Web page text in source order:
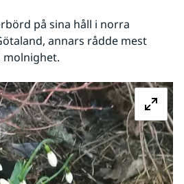
på sina håll i norra
annars rådde mest
molnighet.